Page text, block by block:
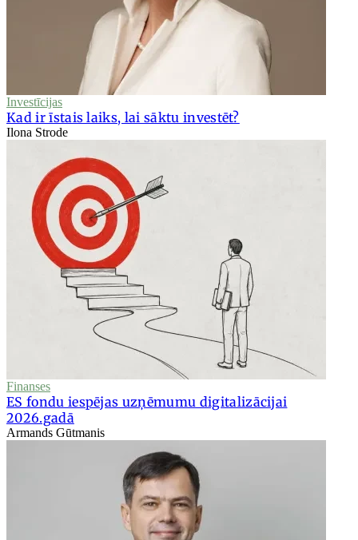
Investīcijas
Kad ir īstais laiks, lai sāktu investēt?
Ilona Strode
Finanses
ES fondu iespējas uzņēmumu digitalizācijai
2026.gadā
Armands Gūtmanis